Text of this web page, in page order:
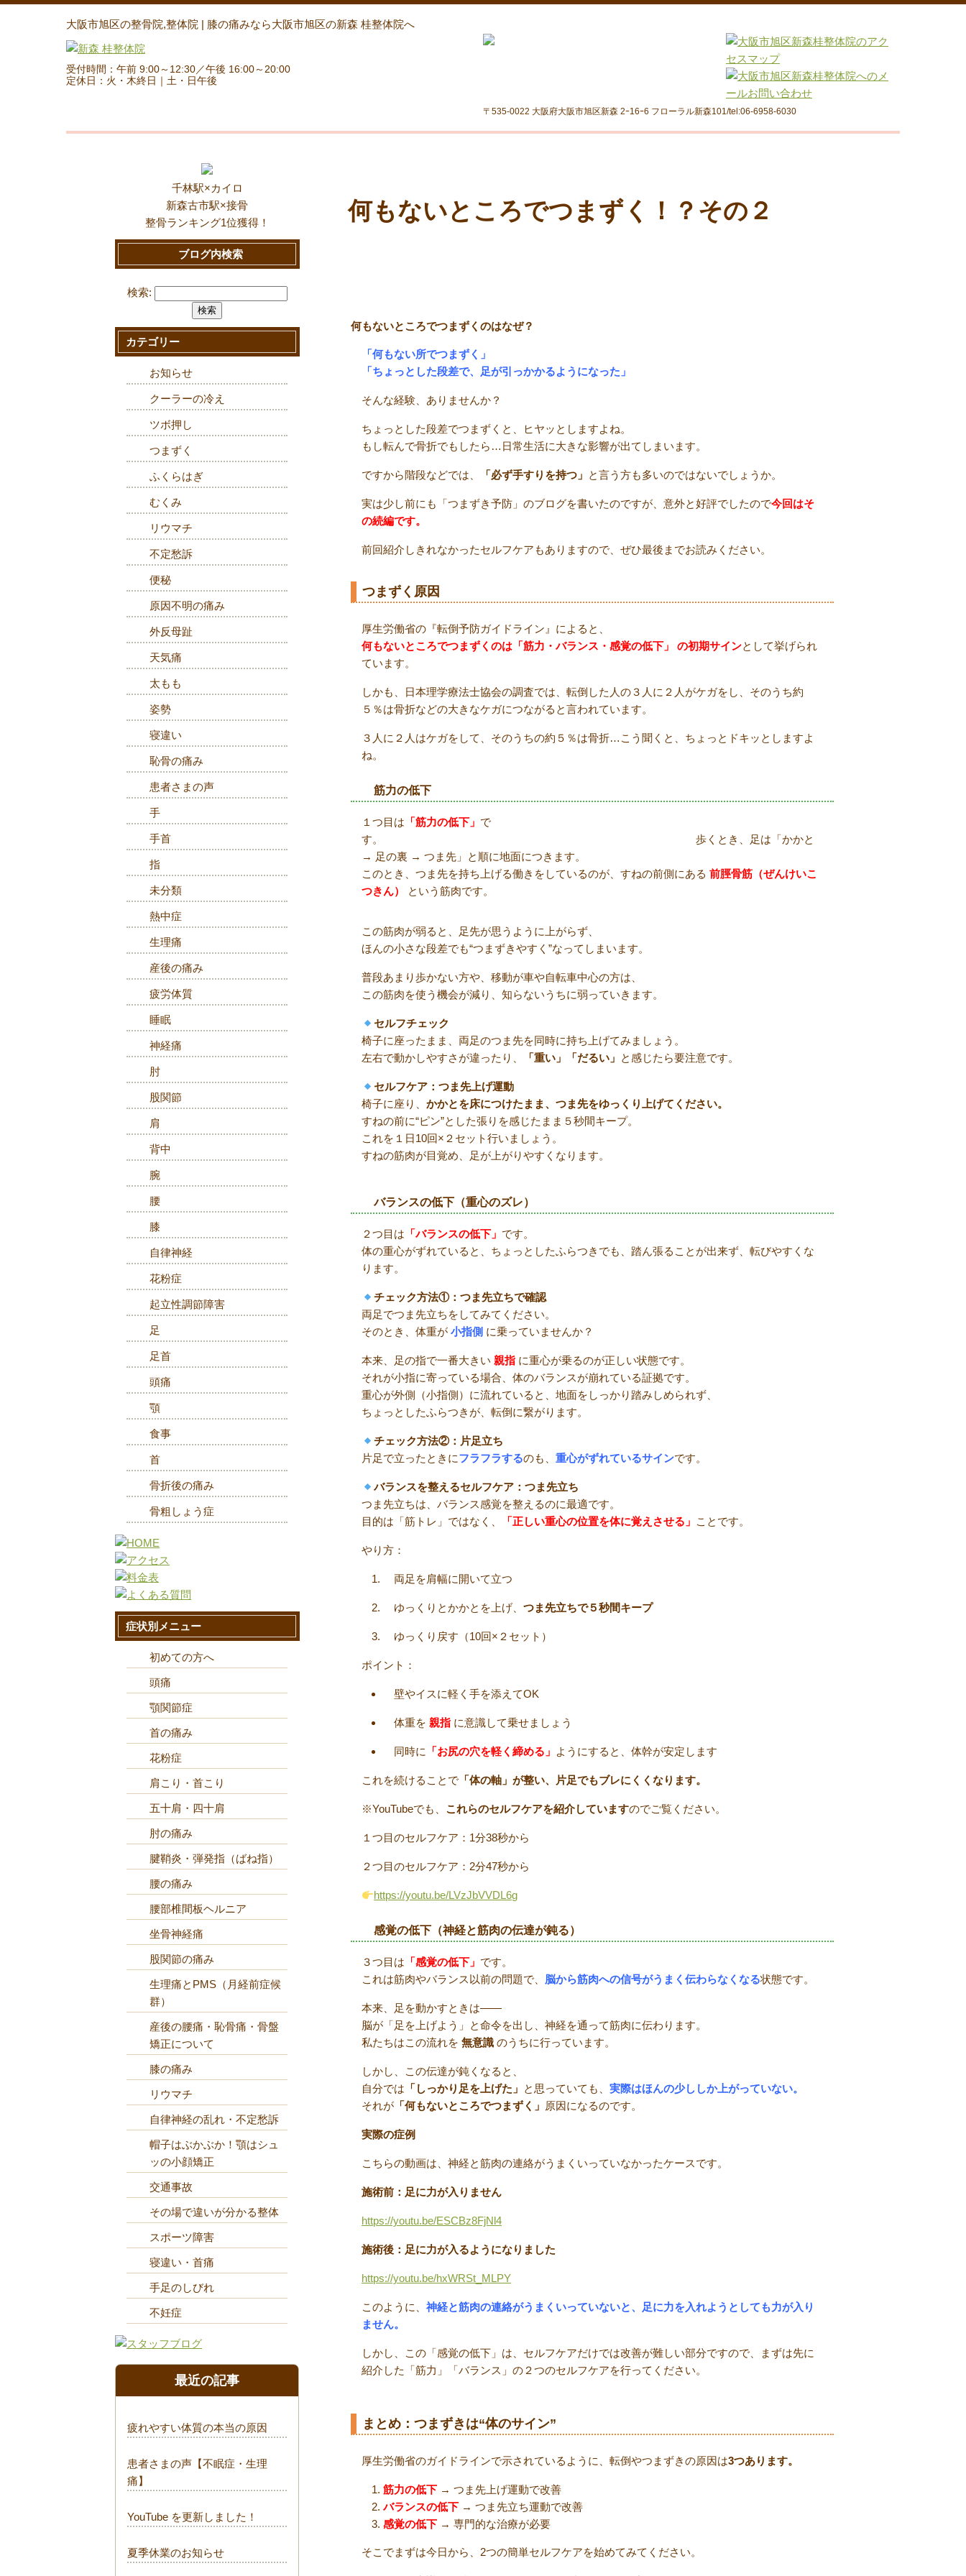
大阪市旭区の整骨院,整体院 | 膝の痛みなら大阪市旭区の新森 桂整体院へ
受付時間：午前 9:00～12:30／午後 16:00～20:00
定休日：火・木終日｜土・日午後
〒535-0022 大阪府大阪市旭区新森 2ｰ16ｰ6 フローラル新森101/tel:06-6958-6030
何もないところでつまずく！？その２
何もないところでつまずくのはなぜ？
「何もない所でつまずく」
「ちょっとした段差で、足が引っかかるようになった」
そんな経験、ありませんか？
ちょっとした段差でつまずくと、ヒヤッとしますよね。
もし転んで骨折でもしたら…日常生活に大きな影響が出てしまいます。
ですから階段などでは、 「必ず手すりを持つ」 と言う方も多いのではないでしょうか。
実は少し前にも「つまずき予防」のブログを書いたのですが、意外と好評でしたので今回はそ
の続編です。
前回紹介しきれなかったセルフケアもありますので、ぜひ最後までお読みください。
つまずく原因
厚生労働省の『転倒予防ガイドライン』によると、
何もないところでつまずくのは「筋力・バランス・感覚の低下」
の初期サインとして挙げられ
ています。
しかも、日本理学療法士協会の調査では、転倒した人の３人に２人がケガをし、そのうち約
５％は骨折などの大きなケガにつながると言われています。
３人に２人はケガをして、そのうちの約５％は骨折…こう聞くと、ちょっとドキッとしますよ
ね。
筋力の低下
１つ目は 「筋力の低下」 で
す。 歩くとき、足は「かかと
→ 足の裏 → つま先」と順に地面につきます。
このとき、つま先を持ち上げる働きをしているのが、すねの前側にある 前脛骨筋（ぜんけいこ
つきん）
という筋肉です。
この筋肉が弱ると、足先が思うように上がらず、
ほんの小さな段差でも“つまずきやすく”なってしまいます。
普段あまり歩かない方や、移動が車や自転車中心の方は、
この筋肉を使う機会が減り、知らないうちに弱っていきます。
セルフチェック
椅子に座ったまま、両足のつま先を同時に持ち上げてみましょう。
左右で動かしやすさが違ったり、
「重い」「だるい」 と感じたら要注意です。
セルフケア：つま先上げ運動
椅子に座り、 かかとを床につけたまま、つま先をゆっくり上げてください。
すねの前に“ピン”とした張りを感じたまま５秒間キープ。
これを１日10回×２セット行いましょう。
すねの筋肉が目覚め、足が上がりやすくなります。
バランスの低下（重心のズレ）
２つ目は 「バランスの低下」 です。
体の重心がずれていると、ちょっとしたふらつきでも、踏ん張ることが出来ず、転びやすくな
ります。
チェック方法①：つま先立ちで確認
両足でつま先立ちをしてみてください。
そのとき、体重が 小指側 に乗っていませんか？
本来、足の指で一番大きい 親指 に重心が乗るのが正しい状態です。
それが小指に寄っている場合、体のバランスが崩れている証拠です。
重心が外側（小指側）に流れていると、地面をしっかり踏みしめられず、
ちょっとしたふらつきが、転倒に繋がります。
チェック方法②：片足立ち
片足で立ったときにフラフラするのも、 重心がずれているサインです。
バランスを整えるセルフケア：つま先立ち
つま先立ちは、バランス感覚を整えるのに最適です。
目的は「筋トレ」ではなく、
「正しい重心の位置を体に覚えさせる」 ことです。
やり方：
両足を肩幅に開いて立つ
ゆっくりとかかとを上げ、 つま先立ちで５秒間キープ
ゆっくり戻す（10回×２セット）
ポイント：
壁やイスに軽く手を添えてOK
体重を 親指 に意識して乗せましょう
同時に 「お尻の穴を軽く締める」 ようにすると、体幹が安定します
これを続けることで 「体の軸」が整い、片足でもブレにくくなります。
※YouTubeでも、 これらのセルフケアを紹介していますのでご覧ください。
１つ目のセルフケア：1分38秒から
２つ目のセルフケア：2分47秒から
https://youtu.be/LVzJbVVDL6g
感覚の低下（神経と筋肉の伝達が鈍る）
３つ目は 「感覚の低下」 です。
これは筋肉やバランス以前の問題で、 脳から筋肉への信号がうまく伝わらなくなる状態です。
本来、足を動かすときは――
脳が「足を上げよう」と命令を出し、神経を通って筋肉に伝わります。
私たちはこの流れを 無意識 のうちに行っています。
しかし、この伝達が鈍くなると、
自分では 「しっかり足を上げた」 と思っていても、 実際はほんの少ししか上がっていない。
それが 「何もないところでつまずく」 原因になるのです。
実際の症例
こちらの動画は、神経と筋肉の連絡がうまくいっていなかったケースです。
施術前：足に力が入りません
https://youtu.be/ESCBz8FjNl4
施術後：足に力が入るようになりました
https://youtu.be/hxWRSt_MLPY
このように、 神経と筋肉の連絡がうまくいっていないと、足に力を入れようとしても力が入り
ません。
しかし、この「感覚の低下」は、セルフケアだけでは改善が難しい部分ですので、まずは先に
紹介した「筋力」「バランス」の２つのセルフケアを行ってください。
まとめ：つまずきは“体のサイン”
厚生労働省のガイドラインで示されているように、転倒やつまずきの原因は3つあります。
筋力の低下 → つま先上げ運動で改善
バランスの低下 → つま先立ち運動で改善
感覚の低下 → 専門的な治療が必要
そこでまずは今日から、2つの簡単セルフケアを始めてみてください。
千林駅×カイロ
新森古市駅×接骨
整骨ランキング1位獲得！
ブログ内検索
検索:
カテゴリー
お知らせ
クーラーの冷え
ツボ押し
つまずく
ふくらはぎ
むくみ
リウマチ
不定愁訴
便秘
原因不明の痛み
外反母趾
天気痛
太もも
姿勢
寝違い
恥骨の痛み
患者さまの声
手
手首
指
未分類
熱中症
生理痛
産後の痛み
疲労体質
睡眠
神経痛
肘
股関節
肩
背中
腕
腰
膝
自律神経
花粉症
起立性調節障害
足
足首
頭痛
顎
食事
首
骨折後の痛み
骨粗しょう症
症状別メニュー
初めての方へ
頭痛
顎関節症
首の痛み
花粉症
肩こり・首こり
五十肩・四十肩
肘の痛み
腱鞘炎・弾発指（ばね指）
腰の痛み
腰部椎間板ヘルニア
坐骨神経痛
股関節の痛み
生理痛とPMS（月経前症候
群）
産後の腰痛・恥骨痛・骨盤
矯正について
膝の痛み
リウマチ
自律神経の乱れ・不定愁訴
帽子はぶかぶか！顎はシュ
ッの小顔矯正
交通事故
その場で違いが分かる整体
スポーツ障害
寝違い・首痛
手足のしびれ
不妊症
最近の記事
疲れやすい体質の本当の原因
患者さまの声【不眠症・生理
痛】
YouTube を更新しました！
夏季休業のお知らせ